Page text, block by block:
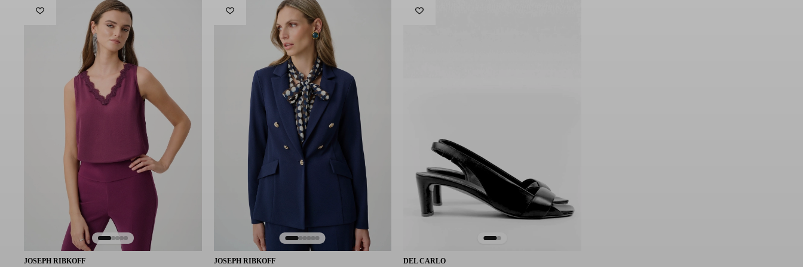
Prasować wyłącznie na lewej stronie w razie potrzeby
Nie wybielać
Nie suszyć w suszarce bębnowej
Prać w niskiej temperaturze
Nie czyścić chemicznie
Symbol modelu: 263966-11
JOSEPH RIBKOFF JOSEPH RIBKOFF DEL CARLO